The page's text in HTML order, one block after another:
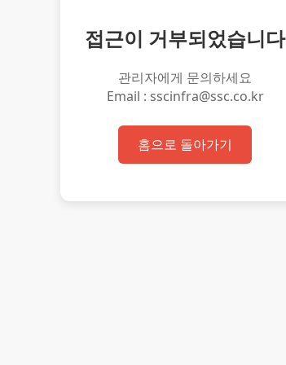
접근이 거부되었습니다
관리자에게 문의하세요
Email : sscinfra@ssc.co.kr
홈으로 돌아가기